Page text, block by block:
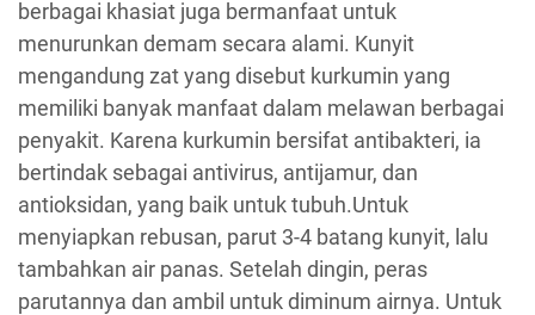
berbagai khasiat juga bermanfaat untuk
menurunkan demam secara alami. Kunyit
mengandung zat yang disebut kurkumin yang
memiliki banyak manfaat dalam melawan berbagai
penyakit. Karena kurkumin bersifat antibakteri, ia
bertindak sebagai antivirus, antijamur, dan
antioksidan, yang baik untuk tubuh.Untuk
menyiapkan rebusan, parut 3-4 batang kunyit, lalu
tambahkan air panas. Setelah dingin, peras
parutannya dan ambil untuk diminum airnya. Untuk